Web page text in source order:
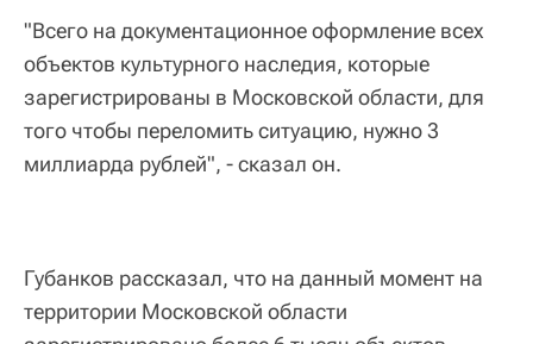
"Всего на документационное оформление всех
объектов культурного наследия, которые
зарегистрированы в Московской области, для
того чтобы переломить ситуацию, нужно 3
миллиарда рублей", - сказал он.
Губанков рассказал, что на данный момент на
территории Московской области